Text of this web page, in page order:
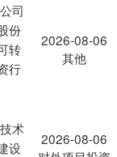
司
份
转
行
2026-08-06
其他
术
设
2026-08-06